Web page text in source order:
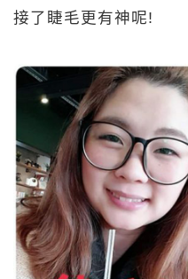
接了睫毛更有神呢!